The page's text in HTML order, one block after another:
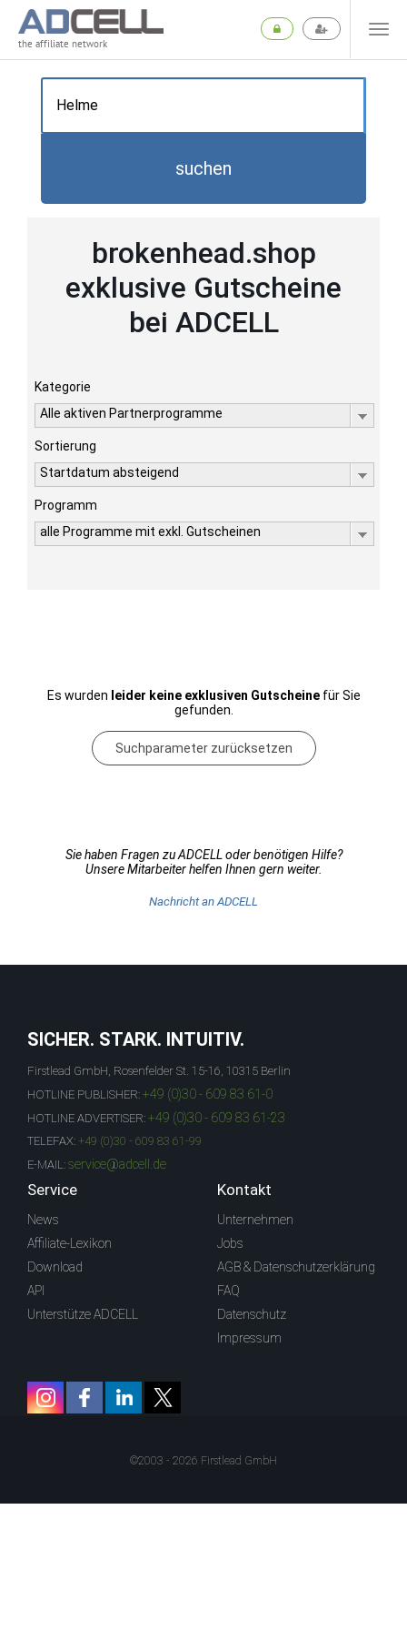
the affiliate network
suchen
brokenhead.shop
exklusive Gutscheine
bei ADCELL
Kategorie
Alle aktiven Partnerprogramme
Sortierung
Startdatum absteigend
Programm
alle Programme mit exkl. Gutscheinen
Es wurden leider keine exklusiven Gutscheinefür Sie
gefunden.
Suchparameter zurücksetzen
Sie haben Fragen zu ADCELL oder benötigen Hilfe?
Unsere Mitarbeiter helfen Ihnen gern weiter.
Nachricht an ADCELL
SICHER. STARK. INTUITIV.
Firstlead GmbH, Rosenfelder St. 15-16, 10315 Berlin
HOTLINE PUBLISHER: +49 (0)30 - 609 83 61-0
HOTLINE ADVERTISER: +49 (0)30 - 609 83 61-23
TELEFAX: +49 (0)30 - 609 83 61-99
E-MAIL: service@adcell.de
Service
News
Affiliate-Lexikon
Download
API
Unterstütze ADCELL
Kontakt
Unternehmen
Jobs
AGB & Datenschutzerklärung
FAQ
Datenschutz
Impressum
©2003 - 2026 Firstlead GmbH